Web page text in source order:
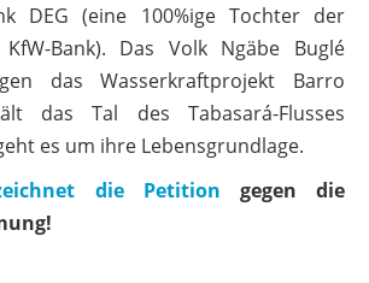
DEG (eine 100%ige Tochter der
KfW-Bank). Das Volk Ngäbe Buglé
das Wasserkraftprojekt Barro
das Tal des Tabasará-Flusses
es um ihre Lebensgrundlage.
die Petition gegen die